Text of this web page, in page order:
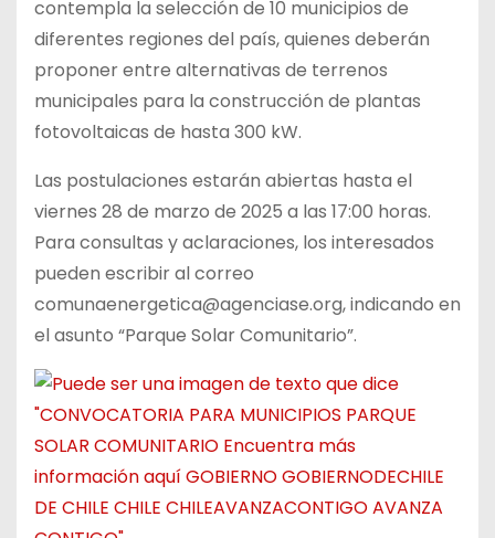
contempla la selección de 10 municipios de
diferentes regiones del país, quienes deberán
proponer entre alternativas de terrenos
municipales para la construcción de plantas
fotovoltaicas de hasta 300 kW.
Las postulaciones estarán abiertas hasta el
viernes 28 de marzo de 2025 a las 17:00 horas.
Para consultas y aclaraciones, los interesados
pueden escribir al correo
comunaenergetica@agenciase.org, indicando en
el asunto “Parque Solar Comunitario”.